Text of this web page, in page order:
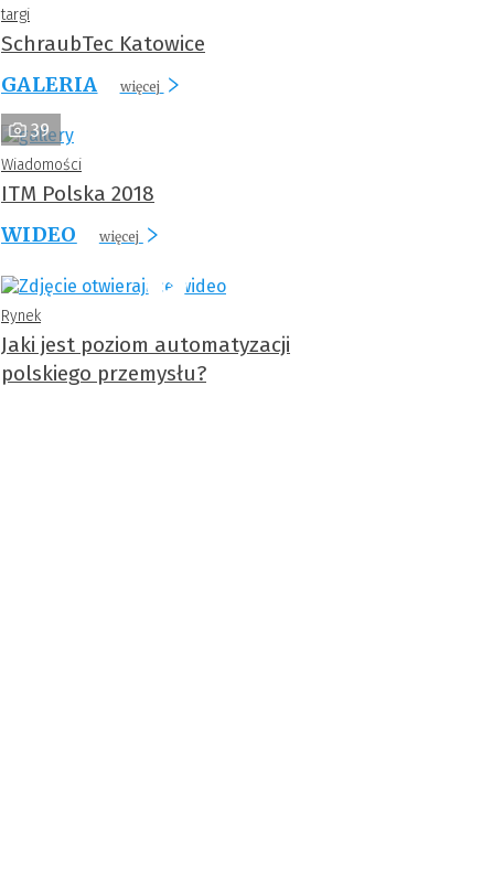
targi
SchraubTec Katowice
GALERIA
więcej
39
Wiadomości
ITM Polska 2018
WIDEO
więcej
Rynek
Jaki jest poziom automatyzacji
polskiego przemysłu?